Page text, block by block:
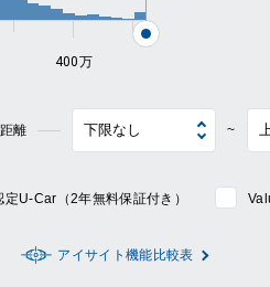
400万
離 ~
定U-Car（2年無料保証付き）
アイサイト機能比較表